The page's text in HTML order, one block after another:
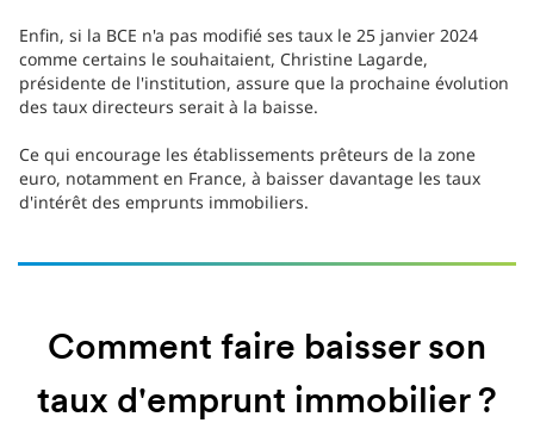
Enfin, si la BCE n'a pas modifié ses taux le 25 janvier 2024
comme certains le souhaitaient, Christine Lagarde,
présidente de l'institution, assure que la prochaine évolution
des taux directeurs serait à la baisse.
Ce qui encourage les établissements prêteurs de la zone
euro, notamment en France, à baisser davantage les taux
d'intérêt des emprunts immobiliers.
Comment faire baisser son
taux d'emprunt immobilier ?